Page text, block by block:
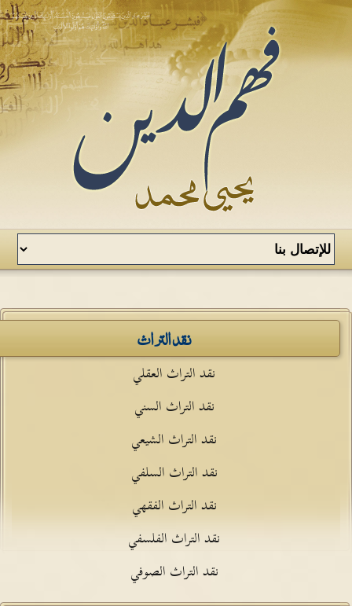
نقد التراث
نقد التراث العقلي
نقد التراث السني
نقد التراث الشيعي
نقد التراث السلفي
نقد التراث الفقهي
نقد التراث الفلسفي
نقد التراث الصوفي